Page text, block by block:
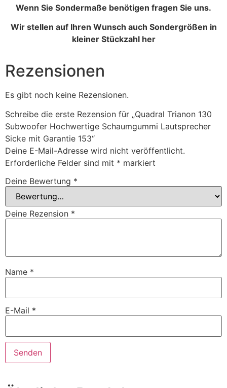
Wenn Sie Sondermaße benötigen fragen Sie uns.
Wir stellen auf Ihren Wunsch auch Sondergrößen in
kleiner Stückzahl her
Rezensionen
Es gibt noch keine Rezensionen.
Schreibe die erste Rezension für „Quadral Trianon 130
Subwoofer Hochwertige Schaumgummi Lautsprecher
Sicke mit Garantie 153“
Deine E-Mail-Adresse wird nicht veröffentlicht.
Erforderliche Felder sind mit * markiert
Deine Bewertung *
Deine Rezension *
Name *
E-Mail *